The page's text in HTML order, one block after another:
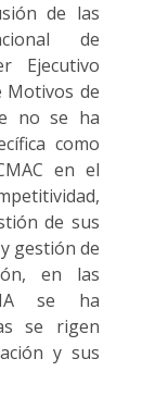
de las
de
Ejecutivo
Motivos de
no se ha
como
en el
de sus
gestión de
en las
se ha
se rigen
y sus